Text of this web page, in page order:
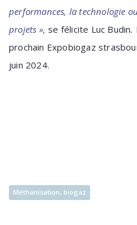
performances, la technologie
projets »,se félicite Luc Budin.
prochain Expobiogaz
juin 2024.
Méthanisation, biogaz